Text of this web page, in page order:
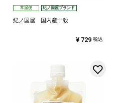
常温便 紀ノ国屋ブランド
紀ノ国屋 国内産十穀
¥ 729 税込